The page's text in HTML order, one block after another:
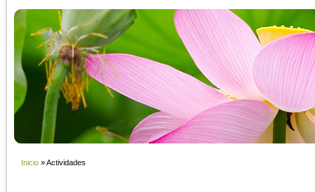
Inicio » Actividades